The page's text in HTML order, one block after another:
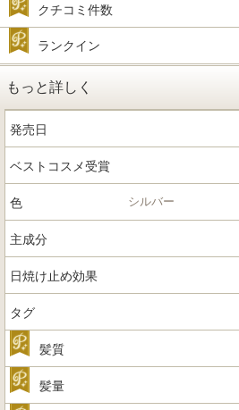
クチコミ件数
ランクイン
もっと詳しく
発売日
ベストコスメ受賞
色 シルバー
主成分
日焼け止め効果
タグ
髪質
髪量